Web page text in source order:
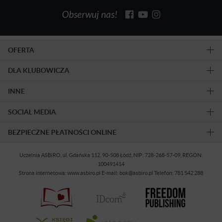
Obserwuj nas!
OFERTA
DLA KLUBOWICZA
INNE
SOCIAL MEDIA
BEZPIECZNE PŁATNOŚCI ONLINE
Uczelnia ASBiRO, ul. Gdańska 112, 90-508 Łódź, NIP: 728-268-57-09, REGON:
100491414
Strona internetowa: www.asbiro.pl E-mail: bok@asbiro.pl Telefon: 781 542 288